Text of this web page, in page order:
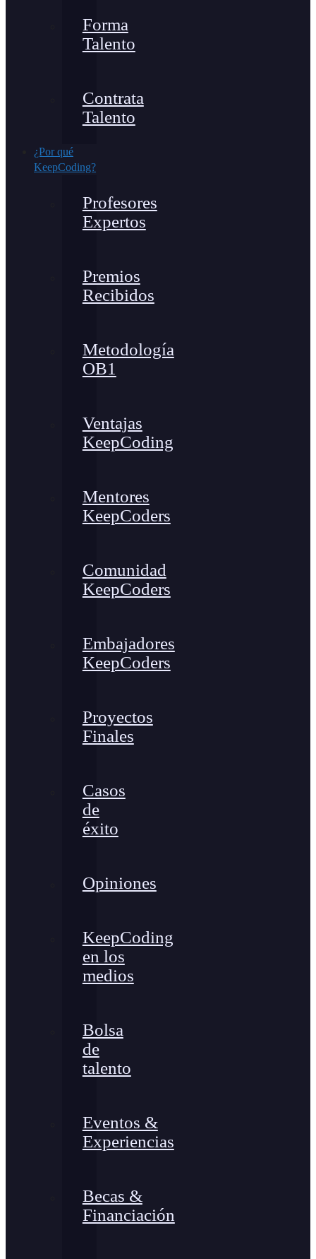
Forma
Talento
Contrata
Talento
¿Por qué
KeepCoding?
Profesores
Expertos
Premios
Recibidos
Metodología
OB1
Ventajas
KeepCoding
Mentores
KeepCoders
Comunidad
KeepCoders
Embajadores
KeepCoders
Proyectos
Finales
Casos
de
éxito
Opiniones
KeepCoding
en los
medios
Bolsa
de
talento
Eventos &
Experiencias
Becas &
Financiación